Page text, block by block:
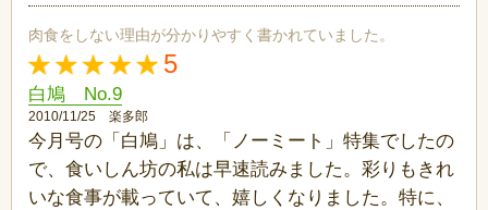
肉食をしない理由が分かりやすく書かれていました。
5
白鳩 No.9
2010/11/25 楽多郎
今月号の「白鳩」は、「ノーミート」特集でしたの
で、食いしん坊の私は早速読みました。彩りもきれ
いな食事が載っていて、嬉しくなりました。特に、